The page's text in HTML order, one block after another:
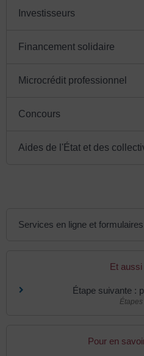
Investisseurs
Financement solidaire
Microcrédit professionnel
Concours
Aides de l'État et des
Services en ligne et formulaires
Et aussi
Étape suivante :
Pour en